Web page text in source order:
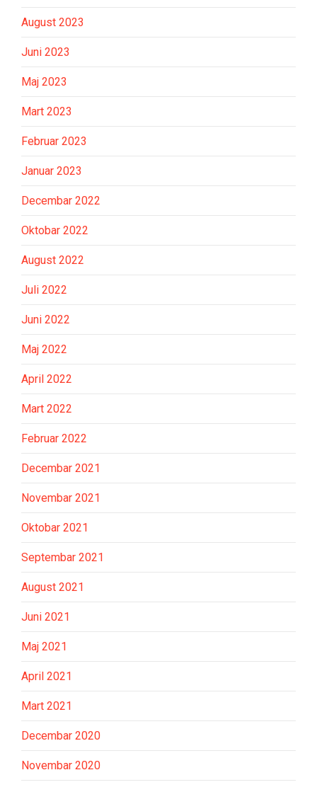
August 2023
Juni 2023
Maj 2023
Mart 2023
Februar 2023
Januar 2023
Decembar 2022
Oktobar 2022
August 2022
Juli 2022
Juni 2022
Maj 2022
April 2022
Mart 2022
Februar 2022
Decembar 2021
Novembar 2021
Oktobar 2021
Septembar 2021
August 2021
Juni 2021
Maj 2021
April 2021
Mart 2021
Decembar 2020
Novembar 2020